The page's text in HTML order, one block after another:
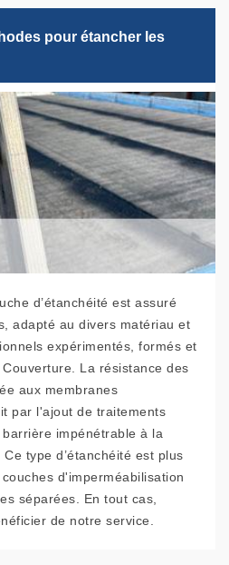
pour étancher les
d’étanchéité est assuré
adapté au divers matériau et
expérimentés, formés et
La résistance des
aux membranes
par l'ajout de traitements
impénétrable à la
type d’étanchéité est plus
d'imperméabilisation
séparées. En tout cas,
de notre service.